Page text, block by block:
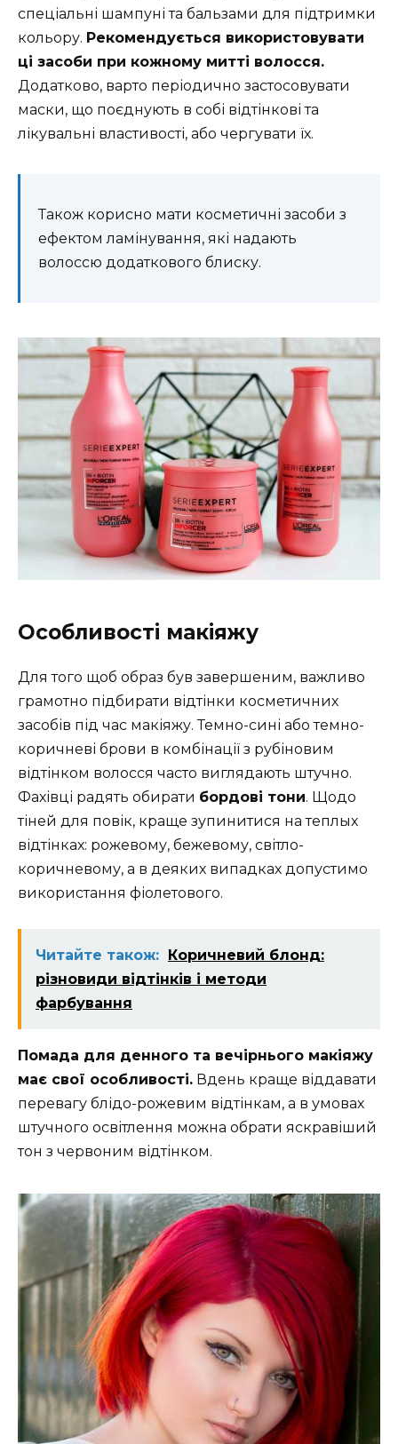
спеціальні шампуні та бальзами для підтримки
кольору. Рекомендується використовувати
ці засоби при кожному митті волосся.
Додатково, варто періодично застосовувати
маски, що поєднують в собі відтінкові та
лікувальні властивості, або чергувати їх.
Також корисно мати косметичні засоби з
ефектом ламінування, які надають
волоссю додаткового блиску.
Особливості макіяжу
Для того щоб образ був завершеним, важливо
грамотно підбирати відтінки косметичних
засобів під час макіяжу. Темно-сині або темно-
коричневі брови в комбінації з рубіновим
відтінком волосся часто виглядають штучно.
Фахівці радять обирати бордові тони. Щодо
тіней для повік, краще зупинитися на теплых
відтінках: рожевому, бежевому, світло-
коричневому, а в деяких випадках допустимо
використання фіолетового.
Читайте також: Коричневий блонд:
різновиди відтінків і методи
фарбування
Помада для денного та вечірнього макіяжу
має свої особливості. Вдень краще віддавати
перевагу блідо-рожевим відтінкам, а в умовах
штучного освітлення можна обрати яскравіший
тон з червоним відтінком.